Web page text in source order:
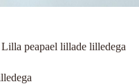
Lilla peapael lillade lilledega